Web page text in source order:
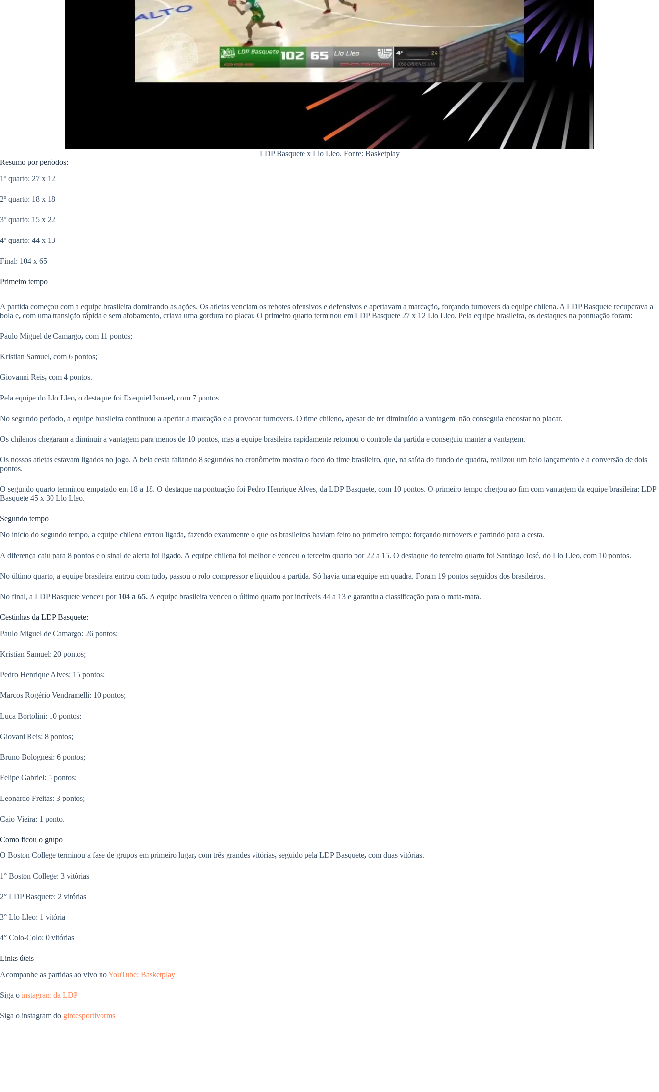
LDP Basquete x Llo Lleo. Fonte: Basketplay
Resumo por períodos:
1º quarto: 27 x 12
2º quarto: 18 x 18
3º quarto: 15 x 22
4º quarto: 44 x 13
Final: 104 x 65
Primeiro tempo
A partida começou com a equipe brasileira dominando as ações. Os atletas venciam os rebotes ofensivos e defensivos e apertavam a marcação, forçando turnovers da equipe chilena. A LDP Basquete recuperava a
bola e, com uma transição rápida e sem afobamento, criava uma gordura no placar. O primeiro quarto terminou em LDP Basquete 27 x 12 Llo Lleo. Pela equipe brasileira, os destaques na pontuação foram:
Paulo Miguel de Camargo, com 11 pontos;
Kristian Samuel, com 6 pontos;
Giovanni Reis, com 4 pontos.
Pela equipe do Llo Lleo, o destaque foi Exequiel Ismael, com 7 pontos.
No segundo período, a equipe brasileira continuou a apertar a marcação e a provocar turnovers. O time chileno, apesar de ter diminuído a vantagem, não conseguia encostar no placar.
Os chilenos chegaram a diminuir a vantagem para menos de 10 pontos, mas a equipe brasileira rapidamente retomou o controle da partida e conseguiu manter a vantagem.
Os nossos atletas estavam ligados no jogo. A bela cesta faltando 8 segundos no cronômetro mostra o foco do time brasileiro, que, na saída do fundo de quadra, realizou um belo lançamento e a conversão de dois
pontos.
O segundo quarto terminou empatado em 18 a 18. O destaque na pontuação foi Pedro Henrique Alves, da LDP Basquete, com 10 pontos. O primeiro tempo chegou ao fim com vantagem da equipe brasileira: LDP
Basquete 45 x 30 Llo Lleo.
Segundo tempo
No início do segundo tempo, a equipe chilena entrou ligada, fazendo exatamente o que os brasileiros haviam feito no primeiro tempo: forçando turnovers e partindo para a cesta.
A diferença caiu para 8 pontos e o sinal de alerta foi ligado. A equipe chilena foi melhor e venceu o terceiro quarto por 22 a 15. O destaque do terceiro quarto foi Santiago José, do Llo Lleo, com 10 pontos.
No último quarto, a equipe brasileira entrou com tudo, passou o rolo compressor e liquidou a partida. Só havia uma equipe em quadra. Foram 19 pontos seguidos dos brasileiros.
No final, a LDP Basquete venceu por 104 a 65. A equipe brasileira venceu o último quarto por incríveis 44 a 13 e garantiu a classificação para o mata-mata.
Cestinhas da LDP Basquete:
Paulo Miguel de Camargo: 26 pontos;
Kristian Samuel: 20 pontos;
Pedro Henrique Alves: 15 pontos;
Marcos Rogério Vendramelli: 10 pontos;
Luca Bortolini: 10 pontos;
Giovani Reis: 8 pontos;
Bruno Bolognesi: 6 pontos;
Felipe Gabriel: 5 pontos;
Leonardo Freitas: 3 pontos;
Caio Vieira: 1 ponto.
Como ficou o grupo
O Boston College terminou a fase de grupos em primeiro lugar, com três grandes vitórias, seguido pela LDP Basquete, com duas vitórias.
1° Boston College: 3 vitórias
2° LDP Basquete: 2 vitórias
3° Llo Lleo: 1 vitória
4° Colo-Colo: 0 vitórias
Links úteis
Acompanhe as partidas ao vivo noYouTube: Basketplay
Siga o instagram da LDP
Siga o instagram do giroesportivorms